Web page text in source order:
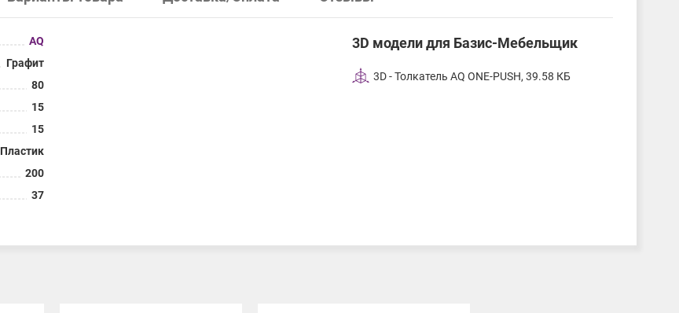
AQ
Графит
80
15
15
Пластик
200
37
3D модели для Базис-Мебельщик
3D - Толкатель AQ ONE-PUSH, 39.58 КБ